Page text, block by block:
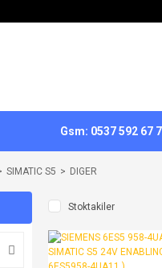
Gsm: 0537 592 67
SIMATIC S5 DIGER
Stoktakiler